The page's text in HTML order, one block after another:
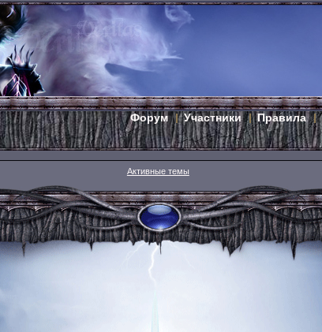
Форум Участники Правила
Активные темы